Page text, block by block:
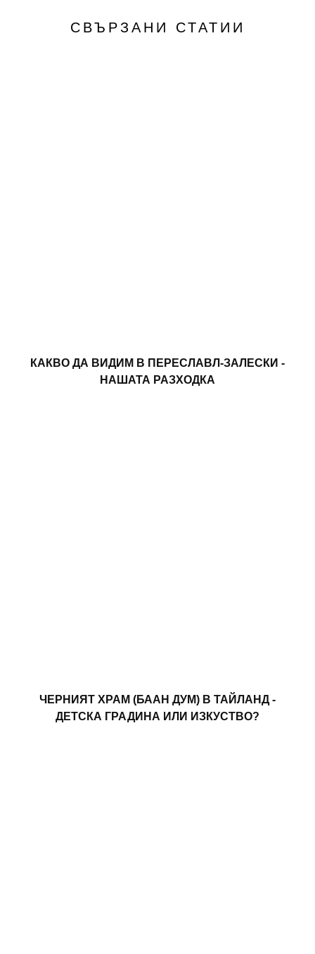
СВЪРЗАНИ СТАТИИ
КАКВО ДА ВИДИМ В ПЕРЕСЛАВЛ-ЗАЛЕСКИ -
НАШАТА РАЗХОДКА
ЧЕРНИЯТ ХРАМ (БААН ДУМ) В ТАЙЛАНД -
ДЕТСКА ГРАДИНА ИЛИ ИЗКУСТВО?